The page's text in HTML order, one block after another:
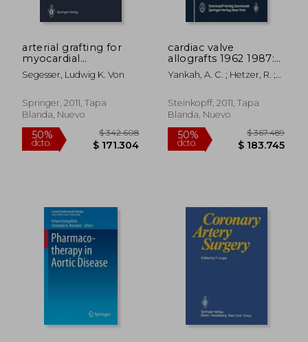
dcto. $ 235.163 dcto.
arterial grafting for
myocardial
revascularization:
indications, surgical
results (en Inglés)
Segesser, Ludwig K. Von
Springer, 2011, Tapa
Blanda, Nuevo
cardiac valve
allografts 1962 1987:
current concepts on
the use of aortic and
for heart valve
subsitutes (en Inglés)
Yankah, A. C. ; Hetzer, R. ;
Steinkopff, 2011, Tapa
Blanda, Nuevo